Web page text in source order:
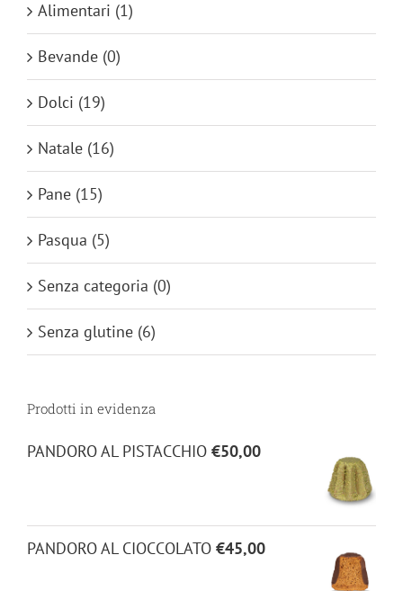
Alimentari (1)
Bevande (0)
Dolci (19)
Natale (16)
Pane (15)
Pasqua (5)
Senza categoria (0)
Senza glutine (6)
Prodotti in evidenza
PANDORO AL PISTACCHIO €50,00
PANDORO AL CIOCCOLATO €45,00